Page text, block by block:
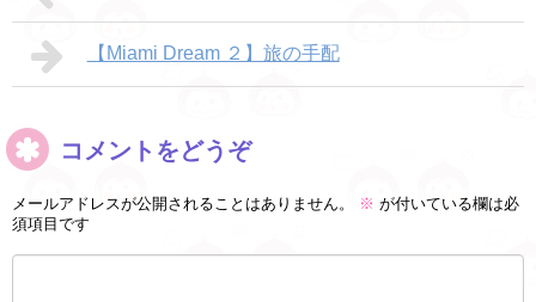
【Miami Dream ２】旅の手配
コメントをどうぞ
メールアドレスが公開されることはありません。 ※ が付いている欄は必
須項目です